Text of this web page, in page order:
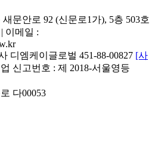
문안로 92 (신문로1가), 5층 503호
이메일 :
디엠케이글로벌 451-88-00827 [사
신고번호 : 제 2018-서울영등
다00053